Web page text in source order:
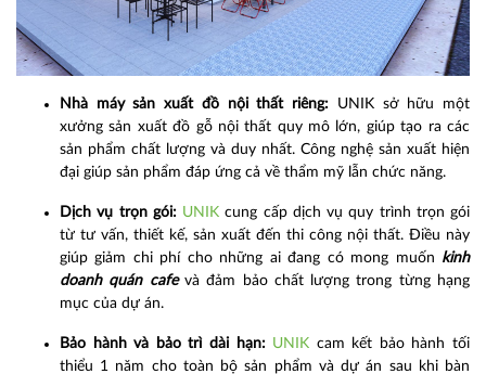
Nhà máy sản xuất đồ nội thất riêng: UNIK sở hữu một
xưởng sản xuất đồ gỗ nội thất quy mô lớn, giúp tạo ra các
sản phẩm chất lượng và duy nhất. Công nghệ sản xuất hiện
đại giúp sản phẩm đáp ứng cả về thẩm mỹ lẫn chức năng.
Dịch vụ trọn gói: UNIK cung cấp dịch vụ quy trình trọn gói
từ tư vấn, thiết kế, sản xuất đến thi công nội thất. Điều này
giúp giảm chi phí cho những ai đang có mong muốn kinh
doanh quán cafevà đảm bảo chất lượng trong từng hạng
mục của dự án.
Bảo hành và bảo trì dài hạn: UNIK cam kết bảo hành tối
thiểu 1 năm cho toàn bộ sản phẩm và dự án sau khi bàn